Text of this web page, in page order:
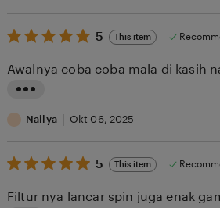
t
n
r
v
e
5
out
5
stars
5 This item
i
t
n
Awalnya coba coba mala di kasih
Nailya Okt 06, 2025
5
out
5
5 This item
Filtur nya lancar spin juga enak